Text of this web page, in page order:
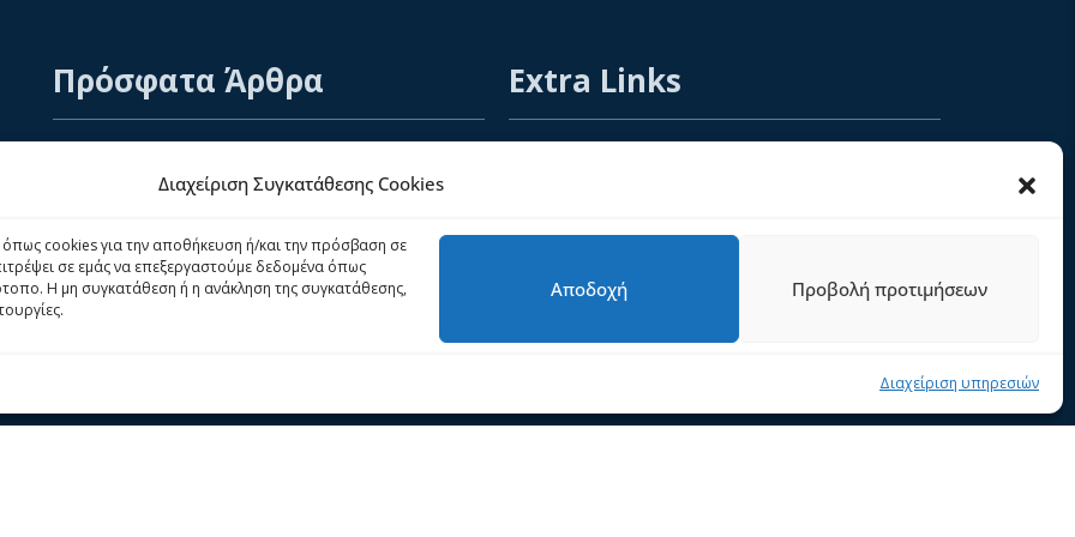
Διαχείριση Συγκατάθεσης Cookies
όπως cookies για την αποθήκευση ή/και την πρόσβαση σε
σε εμάς να επεξεργαστούμε δεδομένα όπως
Η μη συγκατάθεση ή η ανάκληση της συγκατάθεσης,
Διαχείριση υπηρεσιών
Αποδοχή Προβολή προτιμήσεων
Πρόσφατα Άρθρα
Αναβάθμιση ERP/CRM: Από τις Προκλήσεις στα
05/09/2025
myDATA – Ηλεκτρονικά Βιβλία Α.Α.Δ.Ε.
Extra Links
Επικοινωνία
Όροι και Προϋποθέσεις
Πολιτική Cookies (ΕΕ)